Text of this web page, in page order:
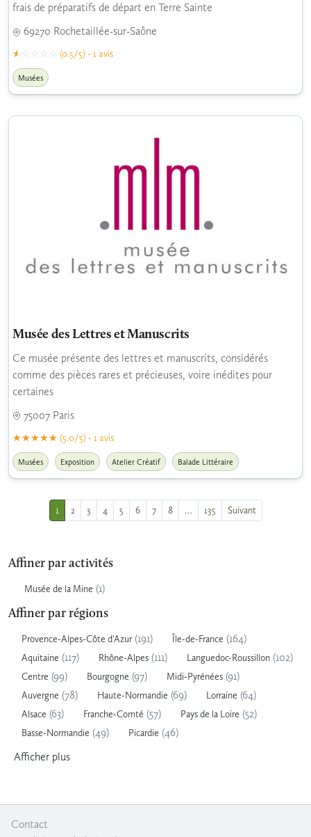
Affiner par activités
Musée de la Mine (1)
Affiner par régions
Provence-Alpes-Côte d'Azur(191) Île-de-France (164)
Aquitaine (117) Rhône-Alpes (111) Languedoc-Roussillon (102)
Centre (99) Bourgogne (97) Midi-Pyrénées (91)
Auvergne (78) Haute-Normandie (69) Lorraine (64)
Alsace (63) Franche-Comté (57) Pays de la Loire (52)
Basse-Normandie (49) Picardie (46)
Afficher plus
frais de préparatifs de départ en Terre Sainte
69270 Rochetaillée-sur-Saône
(0.5/5) - 1 avis
Musées
Musée des Lettres et Manuscrits
Ce musée présente des lettres et manuscrits, considérés
comme des pièces rares et précieuses, voire inédites pour
certaines
75007 Paris
(5.0/5) - 1 avis
Musées Exposition Atelier Créatif Balade Littéraire
1 2 3 4 5 6 7 8 … 135 Suivant
Contact